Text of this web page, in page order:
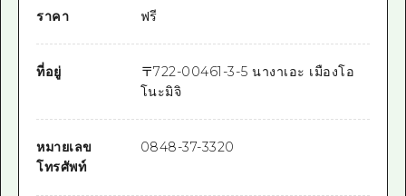
ราคา ฟรี
ที่อยู่ 〒722-00461-3-5 นางาเอะ เมืองโอ
โนะมิจิ
หมายเลข
โทรศัพท์
0848-37-3320